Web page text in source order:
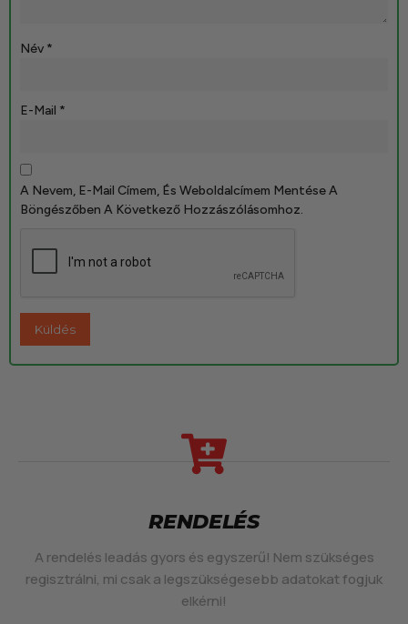
Név *
E-Mail *
A Nevem, E-Mail Címem, És Weboldalcímem Mentése A
Böngészőben A Következő Hozzászólásomhoz.
RENDELÉS
A rendelés leadás gyors és egyszerű! Nem szükséges
regisztrálni, mi csak a legszükségesebb adatokat fogjuk
elkérni!